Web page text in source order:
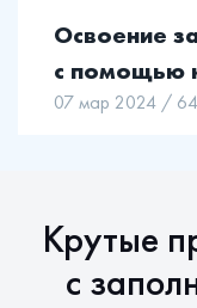
Освоение
с помощью
07 мар 2024 /
Крутые
c